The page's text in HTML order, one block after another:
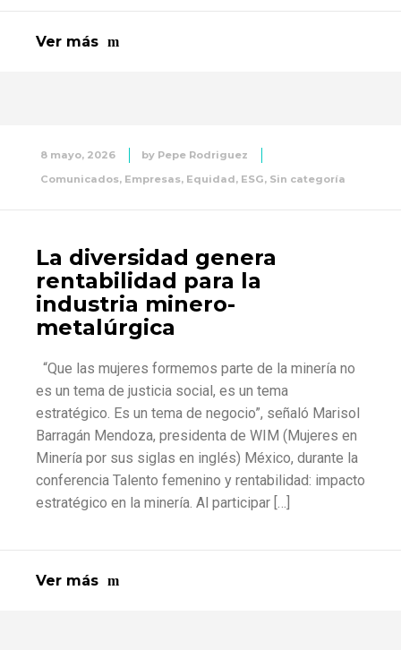
Ver más
8 mayo, 2026 by Pepe Rodriguez
Comunicados, Empresas, Equidad, ESG, Sin categoría
La diversidad genera
rentabilidad para la
industria minero-
metalúrgica
“Que las mujeres formemos parte de la minería no
es un tema de justicia social, es un tema
estratégico. Es un tema de negocio”, señaló Marisol
Barragán Mendoza, presidenta de WIM (Mujeres en
Minería por sus siglas en inglés) México, durante la
conferencia Talento femenino y rentabilidad: impacto
estratégico en la minería. Al participar […]
Ver más